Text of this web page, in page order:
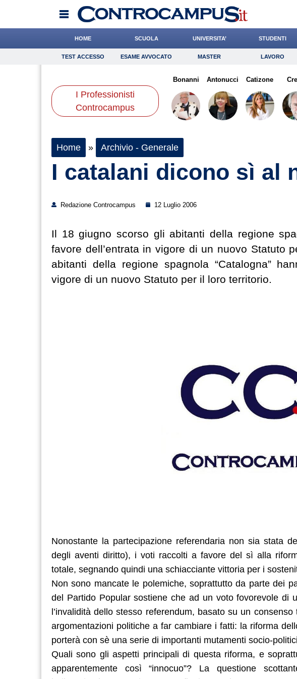
HOME SCUOLA UNIVERSITA’ STUDENTI
TEST ACCESSO Esame Avvocato Master Lavoro
Consigli Risparmio
Scienze
TEST ACCESSO ESAME AVVOCATO MASTER LAVORO
I Professionisti
Controcampus
Bonanni Antonucci Catizone
Home » Archivio - Generale
I catalani dicono sì al
Redazione Controcampus 12 Luglio 2006
Il 18 giugno scorso gli abitanti della regione
favore dell’entrata in vigore di un nuovo Statuto
abitanti della regione spagnola “Catalogna”
vigore di un nuovo Statuto per il loro territorio.
Nonostante la partecipazione referendaria non sia stata
degli aventi diritto), i voti raccolti a favore del sì alla
totale, segnando quindi una schiacciante vittoria per i
Non sono mancate le polemiche, soprattutto da parte dei
del Partido Popular sostiene che ad un voto fovorevole di
l’invalidità dello stesso referendum, basato su un
argomentazioni politiche a far cambiare i fatti: la riforma
porterà con sè una serie di importanti mutamenti socio-
Quali sono gli aspetti principali di questa riforma, e
apparentemente così “innocuo”? La questione